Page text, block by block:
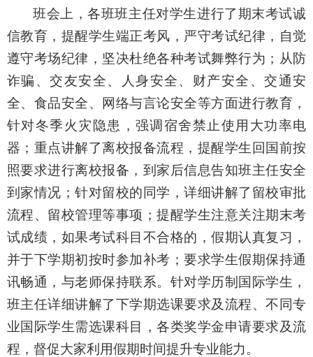
班会上，各班班主任对学生进行了期末考试诚
信教育 ，提醒学生端正考风 ， 严守考试纪律 ， 自觉
遵守考场纪律，坚决杜绝各种考试舞弊行为 ； 从 防
诈骗、交友安全、人身安全、 财产安全、交通安
全、食品安全、网络与言论安全等方面进行教育，
针对冬季火灾隐患，强调宿舍禁止使用大功率电
器；重点讲解了离校报备流程， 提醒学生回国前按
照要求进行离校报备，到家后信息告知班主任安全
到家情况 ；针对留校的同学，详细讲解了留校审批
流程、留校管理等事项；提醒学生注意关注期末考
试成绩，如果考试科目不合格的，假期认真复习，
并于下学期初按时参加补考；要求学生假期保持通
讯畅通，与老师保持联系。针对学历制国际学生，
班主任详细讲解了下学期选课要求及流程、不同专
业国际学生需选课科目，各类奖学金申请要求及流
程，督促大家利用假期时间提升专业能力。